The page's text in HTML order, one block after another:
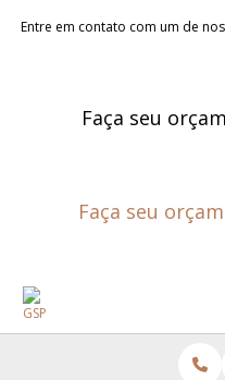
Entre em contato com um de
Faça seu
Faça seu